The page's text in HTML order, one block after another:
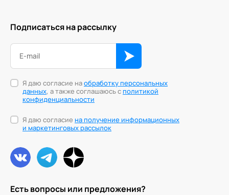
Есть вопросы или предложения?
Подписаться на рассылку
Я даю согласие наобработку персональных
данных, а также соглашаюсь сполитикой
конфиденциальности
Я даю согласие на получение информационных
и маркетинговых рассылок